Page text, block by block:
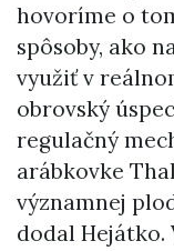
hovoríme o
spôsoby, ako
využiť v
obrovský
regulačný
arábkovke
významnej
dodal